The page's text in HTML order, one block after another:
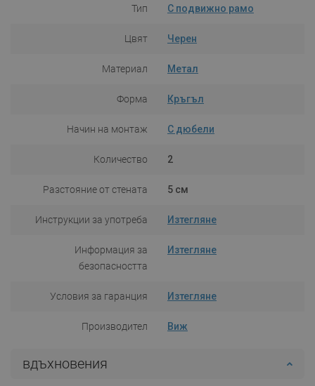
Тип С подвижно рамо
Цвят Черен
Материал Метал
Форма Кръгъл
Начин на монтаж С дюбели
Количество 2
Разстояние от стената 5 см
Инструкции за употреба Изтегляне
Информация за
безопасността
Изтегляне
Условия за гаранция Изтегляне
Производител Виж
вдъхновения